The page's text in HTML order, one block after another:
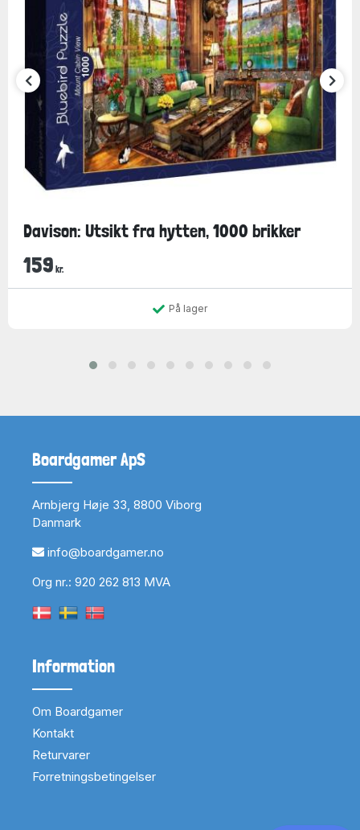
Davison: Utsikt fra hytten, 1000 brikker
159 kr.
På lager
Boardgamer ApS
Arnbjerg Høje 33, 8800 Viborg
Danmark
info@boardgamer.no
Org nr.: 920 262 813 MVA
Information
Om Boardgamer
Kontakt
Returvarer
Forretningsbetingelser